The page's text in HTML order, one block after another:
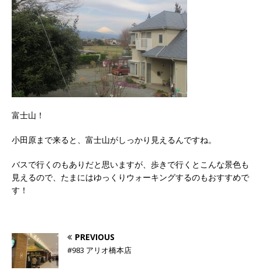
富士山！
小田原まで来ると、富士山がしっかり見えるんですね。
バスで行くのもありだと思いますが、歩きで行くとこんな景色も
見えるので、たまにはゆっくりウォーキングするのもおすすめで
す！
PREVIOUS
#983 アリオ橋本店